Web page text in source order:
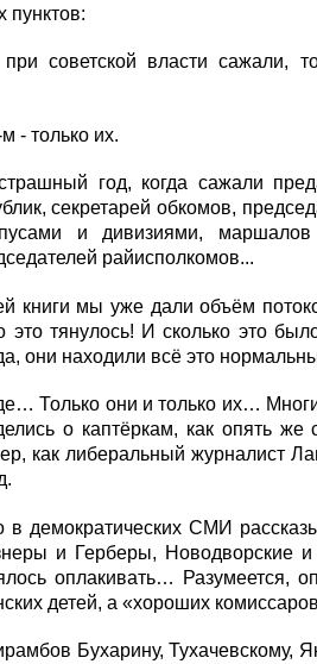
пунктов:
при советской власти сажали,
- только их.
год, когда сажали
секретарей обкомов,
и дивизиями,
райисполкомов...
книги мы уже дали объём
это тянулось! И сколько это
они находили всё это
Только они и только их…
о каптёркам, как опять
как либеральный журналист
в демократических СМИ
и Герберы, Новодворские
оплакивать… Разумеется,
детей, а «хороших
Бухарину, Тухачевскому,